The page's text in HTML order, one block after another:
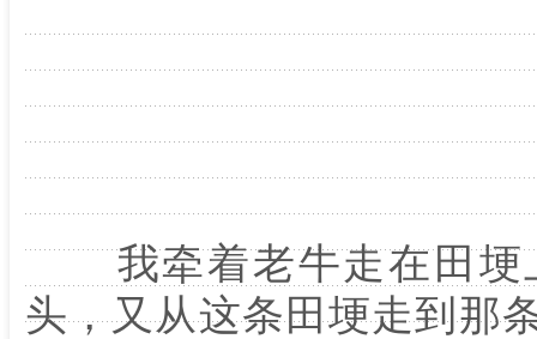
我牵着老牛走在田
头，又从这条田埂走到那